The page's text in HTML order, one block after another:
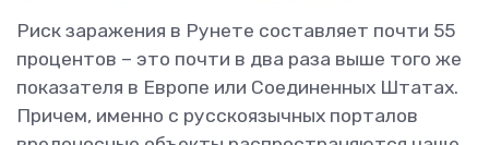
Риск заражения в Рунете составляет почти 55
процентов – это почти в два раза выше того же
показателя в Европе или Соединенных Штатах.
Причем, именно с русскоязычных порталов